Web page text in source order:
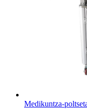
Medikuntza-